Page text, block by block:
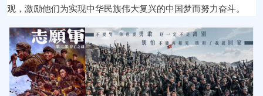
观，激励他们为实现中华民族伟大复兴的中国梦而努力奋斗。